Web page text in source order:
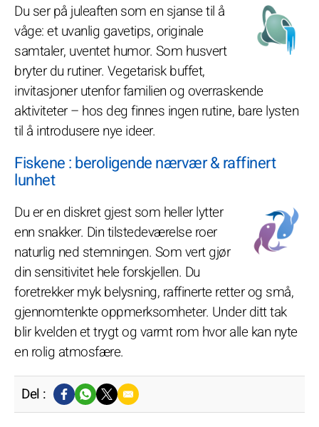
Du ser på juleaften som en sjanse til å
våge: et uvanlig gavetips, originale
samtaler, uventet humor. Som husvert
bryter du rutiner. Vegetarisk buffet,
invitasjoner utenfor familien og overraskende
aktiviteter – hos deg finnes ingen rutine, bare lysten
til å introdusere nye ideer.
Fiskene : beroligende nærvær & raffinert
lunhet
Du er en diskret gjest som heller lytter
enn snakker. Din tilstedeværelse roer
naturlig ned stemningen. Som vert gjør
din sensitivitet hele forskjellen. Du
foretrekker myk belysning, raffinerte retter og små,
gjennomtenkte oppmerksomheter. Under ditt tak
blir kvelden et trygt og varmt rom hvor alle kan nyte
en rolig atmosfære.
Del :